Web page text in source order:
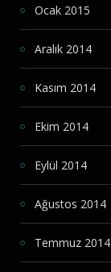
Ocak 2015
Aralık 2014
Kasım 2014
Ekim 2014
Eylül 2014
Ağustos 2014
Temmuz 2014